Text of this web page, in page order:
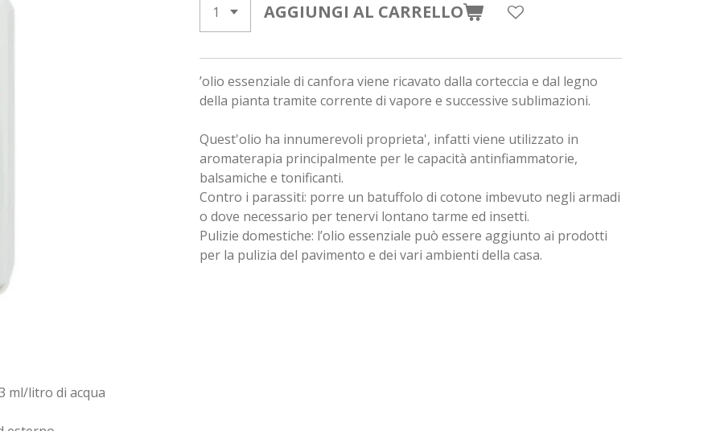
AGGIUNGI AL CARRELLO
’olio essenziale di canfora viene ricavato dalla corteccia e dal legno
della pianta tramite corrente di vapore e successive sublimazioni.
Quest'olio ha innumerevoli proprieta', infatti viene utilizzato in
aromaterapia principalmente per le capacità antinfiammatorie,
balsamiche e tonificanti.
Contro i parassiti: porre un batuffolo di cotone imbevuto negli armadi
o dove necessario per tenervi lontano tarme ed insetti.
Pulizie domestiche: l’olio essenziale può essere aggiunto ai prodotti
per la pulizia del pavimento e dei vari ambienti della casa.
ml/litro di acqua